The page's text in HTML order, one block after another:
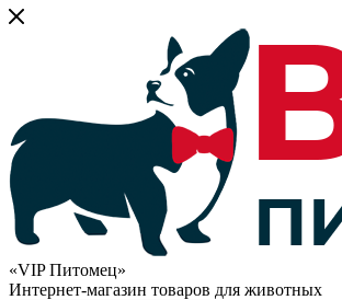
«VIP Питомец»
Интернет-магазин товаров для животных